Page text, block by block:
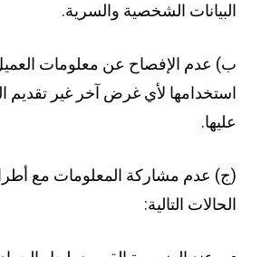
البيانات الشخصية والسرية.
ب) عدم الإفصاح عن معلومات
استخدامها لأي غرض آخر غير تقديم
عليها.
(ج) عدم مشاركة المعلومات مع
الحالات التالية: